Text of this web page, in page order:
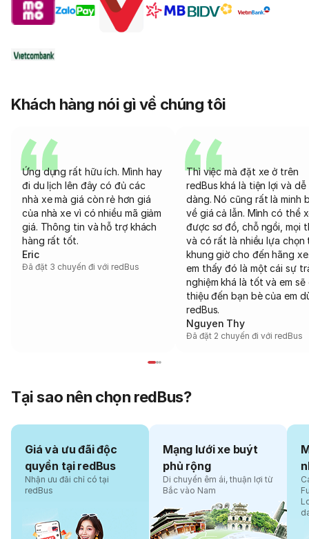
Khách hàng nói gì về chúng tôi
Ứng dụng rất hữu ích. Mình hay
đi du lịch lên đây có đủ các
nhà xe mà giá còn rẻ hơn giá
của nhà xe vì có nhiều mã giảm
giá. Thông tin và hỗ trợ khách
hàng rất tốt.
Eric
Đã đặt 3 chuyến đi với redBus
Thì việc mà đặt xe ở trên
redBus khá là tiện lợi và dễ
dàng. Nó cũng rất là minh
về giá cả lẫn. Mình có thể
được sơ đồ, chỗ ngồi, mọi
và có rất là nhiều lựa chọn
khung giờ cho đến hãng
em thấy đó là một cái sự
nghiệm khá là tốt và em sẽ
thiệu đến bạn bè của em
redBus.
Nguyen Thy
Đã đặt 2 chuyến đi với redBus
Tại sao nên chọn redBus?
Giá và ưu đãi độc
quyền tại redBus
Nhận ưu đãi chỉ có tại
redBus
Mạng lưới xe buýt
phủ rộng
Di chuyển êm ái, thuận lợi từ
Bắc vào Nam